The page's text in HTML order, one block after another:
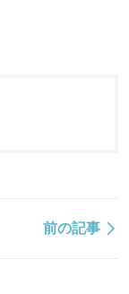
前の記事